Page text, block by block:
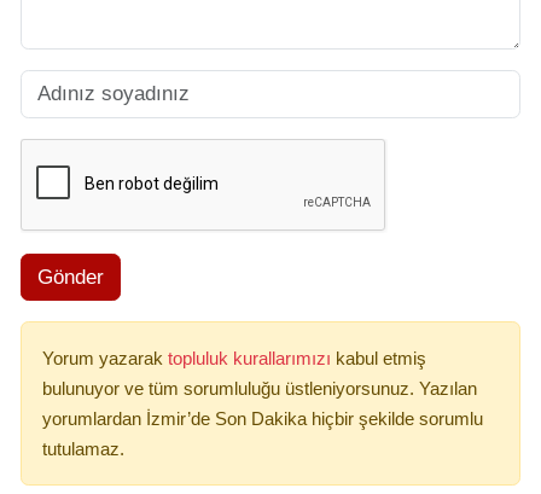
Gönder
Yorum yazarak topluluk kurallarımızı kabul etmiş
bulunuyor ve tüm sorumluluğu üstleniyorsunuz. Yazılan
yorumlardan İzmir’de Son Dakika hiçbir şekilde sorumlu
tutulamaz.